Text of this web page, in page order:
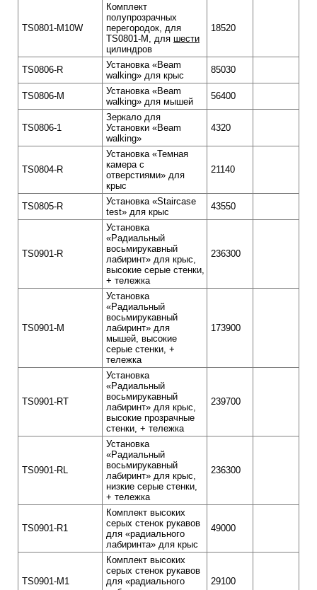
TS0801-M10W
Комплект
полупрозрачных
перегородок, для
TS0801-M, для шести
цилиндров
18520
TS0806-R
Установка «Beam
walking» для крыс
85030
TS0806-M
Установка «Beam
walking» для мышей
56400
TS0806-1
Зеркало для
Установки «Beam
walking»
4320
TS0804-R
Установка «Темная
камера с
отверстиями» для
крыс
21140
TS0805-R
Установка «Staircase
test» для крыс
43550
TS0901-R
Установка
«Радиальный
восьмирукавный
лабиринт» для крыс,
высокие серые стенки,
+ тележка
236300
TS0901-M
Установка
«Радиальный
восьмирукавный
лабиринт» для
мышей, высокие
серые стенки, +
тележка
173900
TS0901-RT
Установка
«Радиальный
восьмирукавный
лабиринт» для крыс,
высокие прозрачные
стенки, + тележка
239700
TS0901-RL
Установка
«Радиальный
восьмирукавный
лабиринт» для крыс,
низкие серые стенки,
+ тележка
236300
TS0901-R1
Комплект высоких
серых стенок рукавов
для «радиального
лабиринта» для крыс
49000
TS0901-M1
Комплект высоких
серых стенок рукавов
для «радиального
29100